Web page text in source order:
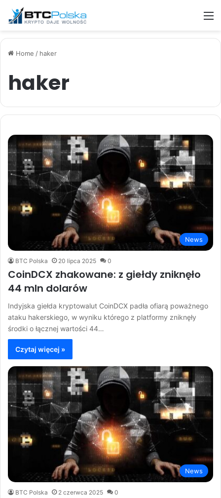
Home / haker
haker
News
BTC Polska 20 lipca 2025 0
CoinDCX zhakowane: z giełdy zniknęło
44 mln dolarów
Indyjska giełda kryptowalut CoinDCX padła ofiarą poważnego
ataku hakerskiego, w wyniku którego z platformy zniknęły
środki o łącznej wartości 44…
Czytaj więcej »
News
BTC Polska 2 czerwca 2025 0